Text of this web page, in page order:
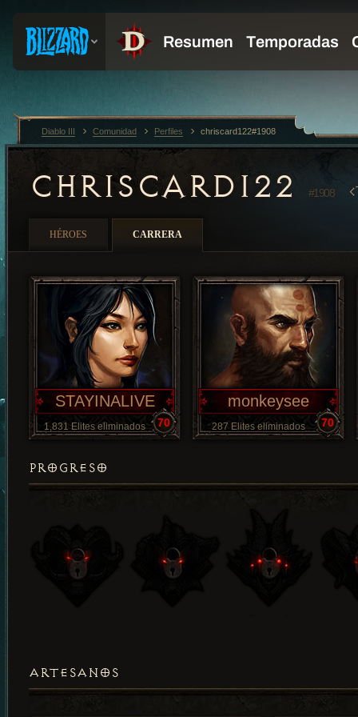
CHRISCARD122 #1908
HÉROES CARRERA
STAYINALIVE
1,831 Elites eliminados 70
monkeysee
287 Elites eliminados 70
PROGRESO
ARTESANOS
Diablo III Comunidad Perfiles chriscard122#1908